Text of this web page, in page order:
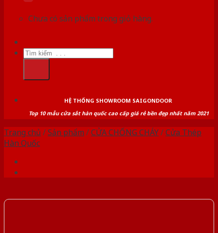
Chưa có sản phẩm trong giỏ hàng.
Tìm
kiếm:
HỆ THỐNG SHOWROOM SAIGONDOOR
Top 10 mẫu cửa sắt hàn quốc cao cấp giá rẻ bền đẹp nhất năm 2021
Trang chủ /Sản phẩm /CỬA CHỐNG CHÁY/Cửa Thép
Hàn Quốc